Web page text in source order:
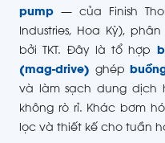
pump — của Finish
Industries, Hoa Kỳ),
bởi TKT. Đây là tổ hợp
(mag-drive) ghép
và làm sạch dung dịch
không rò rỉ. Khác bơm
lọc và thiết kế cho tuần